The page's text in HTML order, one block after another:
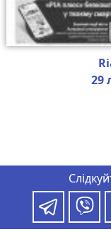
29